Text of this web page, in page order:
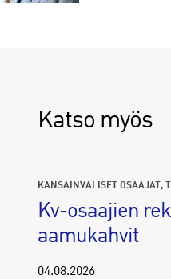
Katso myös
KANSAINVÄLISET OSAAJAT
Kv-osaajien
aamukahvit
04.08.2026